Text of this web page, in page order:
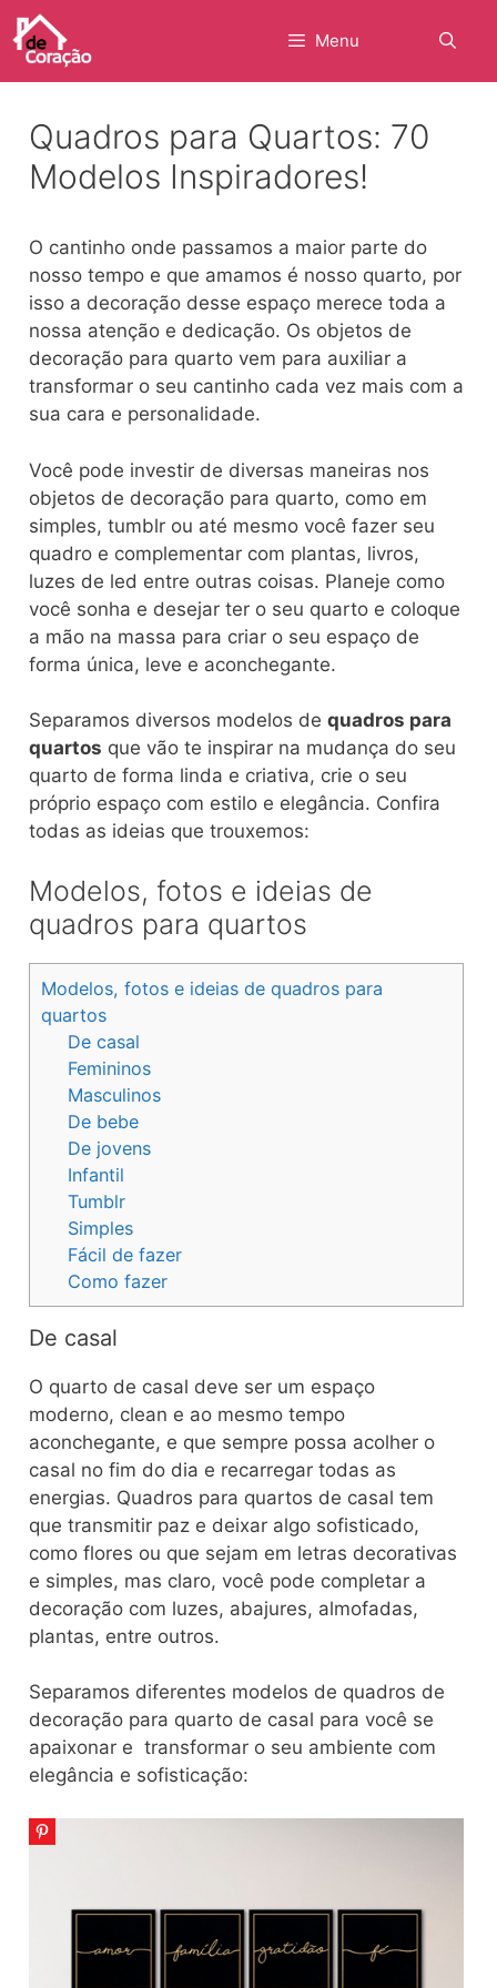
Pular
para
Menu
Quadros para Quartos: 70
Modelos Inspiradores!
O cantinho onde passamos a maior parte do
nosso tempo e que amamos é nosso quarto, por
isso a decoração desse espaço merece toda a
nossa atenção e dedicação. Os objetos de
decoração para quarto vem para auxiliar a
transformar o seu cantinho cada vez mais com a
sua cara e personalidade.
Você pode investir de diversas maneiras nos
objetos de decoração para quarto, como em
simples, tumblr ou até mesmo você fazer seu
quadro e complementar com plantas, livros,
luzes de led entre outras coisas. Planeje como
você sonha e desejar ter o seu quarto e coloque
a mão na massa para criar o seu espaço de
forma única, leve e aconchegante.
Separamos diversos modelos de quadros para
quartos que vão te inspirar na mudança do seu
quarto de forma linda e criativa, crie o seu
próprio espaço com estilo e elegância. Confira
todas as ideias que trouxemos:
Modelos, fotos e ideias de
quadros para quartos
Modelos, fotos e ideias de quadros para
quartos
De casal
Femininos
Masculinos
De bebe
De jovens
Infantil
Tumblr
Simples
Fácil de fazer
Como fazer
De casal
O quarto de casal deve ser um espaço
moderno, clean e ao mesmo tempo
aconchegante, e que sempre possa acolher o
casal no fim do dia e recarregar todas as
energias. Quadros para quartos de casal tem
que transmitir paz e deixar algo sofisticado,
como flores ou que sejam em letras decorativas
e simples, mas claro, você pode completar a
decoração com luzes, abajures, almofadas,
plantas, entre outros.
Separamos diferentes modelos de quadros de
decoração para quarto de casal para você se
apaixonar e transformar o seu ambiente com
elegância e sofisticação: